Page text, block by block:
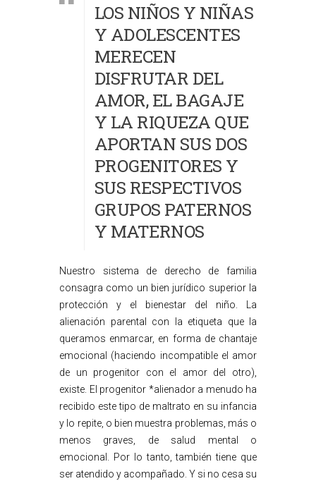
LOS NIÑOS Y NIÑAS
Y ADOLESCENTES
MERECEN
DISFRUTAR DEL
AMOR, EL BAGAJE
Y LA RIQUEZA QUE
APORTAN SUS DOS
PROGENITORES Y
SUS RESPECTIVOS
GRUPOS PATERNOS
Y MATERNOS
Nuestro sistema de derecho de familia
consagra como un bien jurídico superior la
protección y el bienestar del niño. La
alienación parental con la etiqueta que la
queramos enmarcar, en forma de chantaje
emocional (haciendo incompatible el amor
de un progenitor con el amor del otro),
existe. El progenitor *alienador a menudo ha
recibido este tipo de maltrato en su infancia
y lo repite, o bien muestra problemas, más o
menos graves, de salud mental o
emocional. Por lo tanto, también tiene que
ser atendido y acompañado. Y si no cesa su